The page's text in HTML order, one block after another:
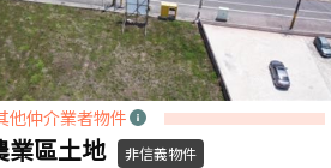
他仲介業者物件
業區土地 非信義物件